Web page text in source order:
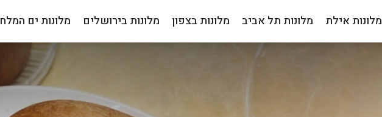
מלונות אילת מלונות תל אביב מלונות בצפון מלונות בירושלים מלונות ים המלח